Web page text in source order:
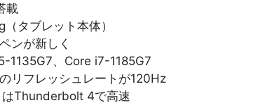
載
タブレット本体）
ンが新しく
1135G7、Core i7-1185G7
リフレッシュレートが120Hz
はThunderbolt 4で高速